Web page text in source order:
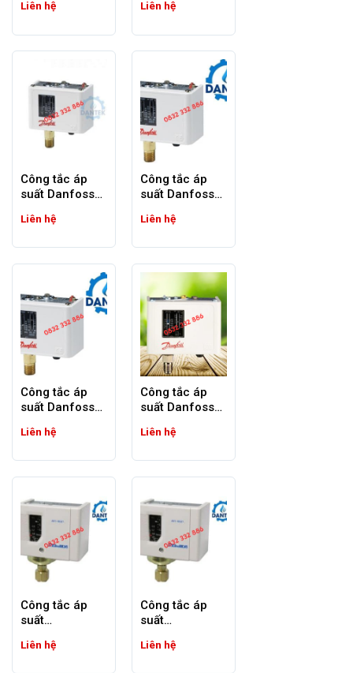
Liên hệ Liên hệ
Công tắc áp
suất Danfoss
Liên hệ
Công tắc áp
suất Danfoss
Liên hệ
Công tắc áp
suất Danfoss
định PCCC
Liên hệ
Công tắc áp
suất Danfoss
Liên hệ
Công tắc áp
suất
SNS-C101X |
Liên hệ
Công tắc áp
suất
SNS-C102X |
Liên hệ